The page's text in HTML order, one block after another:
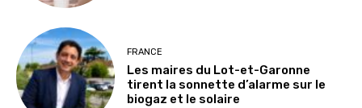
FRANCE
Les maires du Lot-et-Garonne
tirent la sonnette d’alarme sur le
biogaz et le solaire